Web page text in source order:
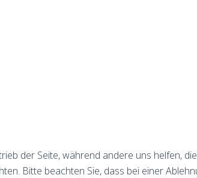
der Seite, während andere uns helfen,
Bitte beachten Sie, dass bei einer